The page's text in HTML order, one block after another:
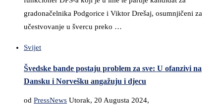
gradonačelnika Podgorice i Viktor Drešaj, osumnjičeni za
učestvovanje u švercu preko …
Svijet
Švedske bande postaju problem za sve: U ofanzivi na
Dansku i Norvešku angažuju i djecu
od PressNews Utorak, 20 Augusta 2024,